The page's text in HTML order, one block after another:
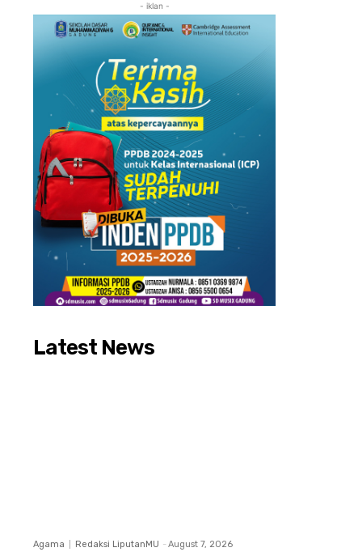
- iklan -
Latest News
Agama Redaksi LiputanMU - August 7, 2026